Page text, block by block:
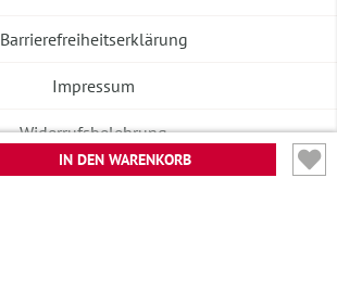
IN DEN WARENKORB
Barrierefreiheitserklärung
Impressum
Widerrufsbelehrung
Vertrag widerrufen